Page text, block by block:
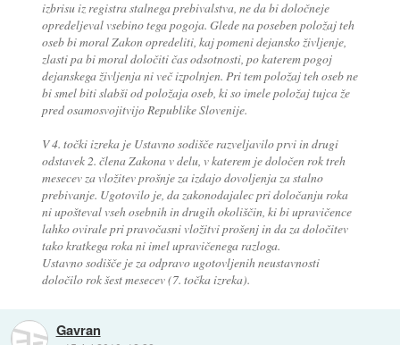
izbrisu iz registra stalnega prebivalstva, ne da bi določneje
opredeljeval vsebino tega pogoja. Glede na poseben položaj teh
oseb bi moral Zakon opredeliti, kaj pomeni dejansko življenje,
zlasti pa bi moral določiti čas odsotnosti, po katerem pogoj
dejanskega življenja ni več izpolnjen. Pri tem položaj teh oseb ne
bi smel biti slabši od položaja oseb, ki so imele položaj tujca že
pred osamosvojitvijo Republike Slovenije.
V 4. točki izreka je Ustavno sodišče razveljavilo prvi in drugi
odstavek 2. člena Zakona v delu, v katerem je določen rok treh
mesecev za vložitev prošnje za izdajo dovoljenja za stalno
prebivanje. Ugotovilo je, da zakonodajalec pri določanju roka
ni upošteval vseh osebnih in drugih okoliščin, ki bi upravičence
lahko ovirale pri pravočasni vložitvi prošenj in da za določitev
tako kratkega roka ni imel upravičenega razloga.
Ustavno sodišče je za odpravo ugotovljenih neustavnosti
določilo rok šest mesecev (7. točka izreka).
Gavran